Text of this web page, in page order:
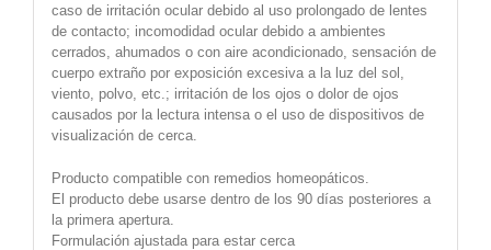
caso de irritación ocular debido al uso prolongado de lentes
de contacto; incomodidad ocular debido a ambientes
cerrados, ahumados o con aire acondicionado, sensación de
cuerpo extraño por exposición excesiva a la luz del sol,
viento, polvo, etc.; irritación de los ojos o dolor de ojos
causados por la lectura intensa o el uso de dispositivos de
visualización de cerca.
Producto compatible con remedios homeopáticos.
El producto debe usarse dentro de los 90 días posteriores a
la primera apertura.
Formulación ajustada para estar cerca